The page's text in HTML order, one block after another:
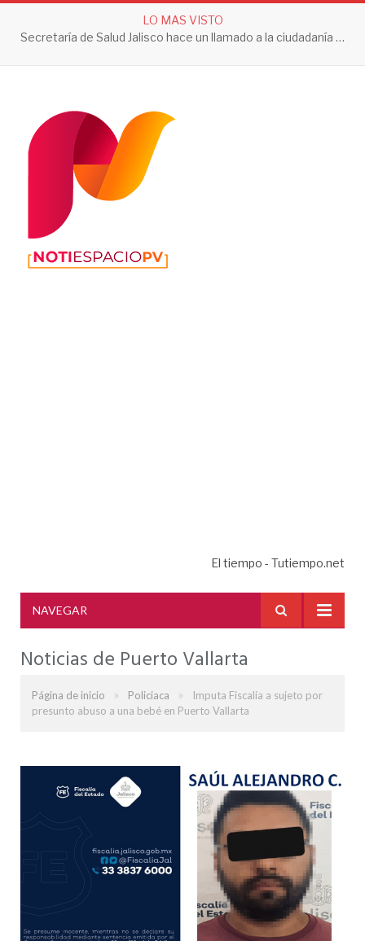
LO MAS VISTO
Secretaría de Salud Jalisco hace un llamado a la ciudadanía a tomar acciones contra el dengue en esta temporada de lluvias
El tiempo - Tutiempo.net
NAVEGAR
Noticias de Puerto Vallarta
Página de inicio » Policiaca »
Imputa Fiscalía a sujeto por
presunto abuso a una bebé en Puerto Vallarta